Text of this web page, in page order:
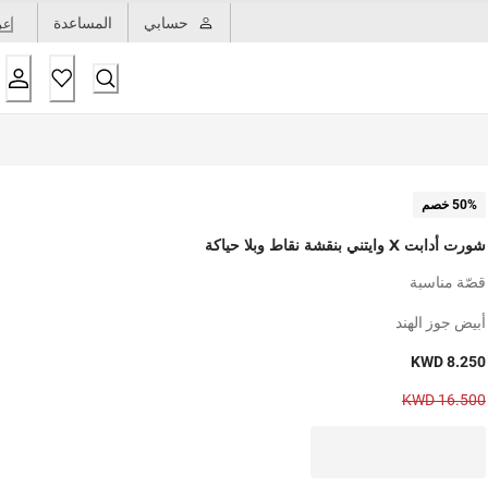
حسابي المساعدة
50% خصم
شورت أدابت X وايتني بنقشة نقاط وبلا حياكة
قصّة مناسبة
أبيض جوز الهند
KWD 8.250
KWD 16.500